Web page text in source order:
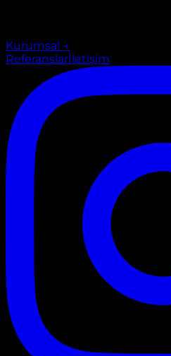
Kurumsal →
Referanslarİletişim